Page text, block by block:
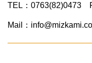
TEL：0763(82)0473
Mail：